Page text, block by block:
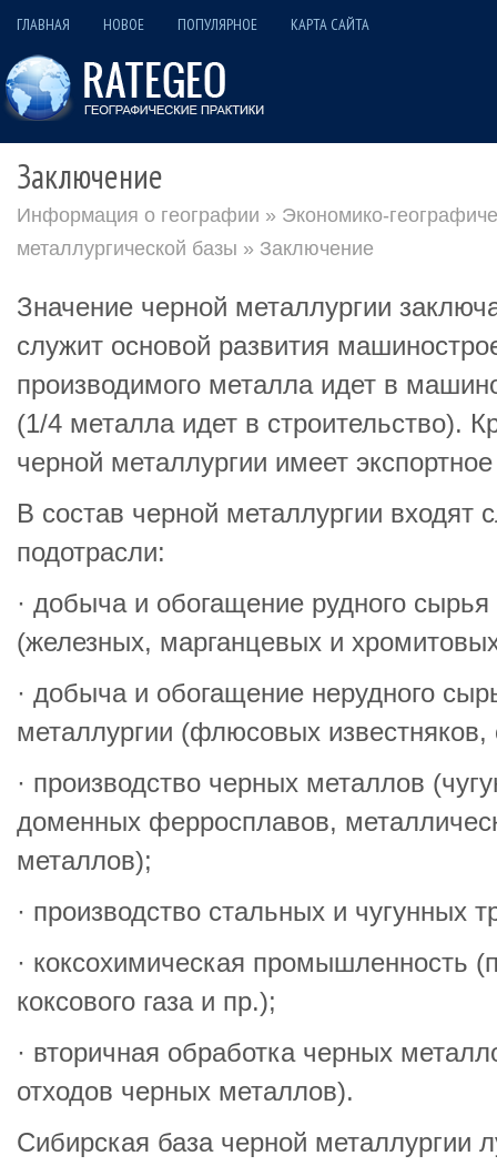
ГЛАВНАЯ НОВОЕ ПОПУЛЯРНОЕ КАРТА САЙТА
Заключение
Информация о географии » Экономико-
металлургической базы » Заключение
Значение черной металлургии
служит основой развития
производимого металла идет в
(1/4 металла идет в строительство).
черной металлургии имеет
В состав черной металлургии
подотрасли:
· добыча и обогащение рудного
(железных, марганцевых и
· добыча и обогащение нерудного
металлургии (флюсовых известняков,
· производство черных металлов
доменных ферросплавов,
металлов);
· производство стальных и чугунных
· коксохимическая промышленность
коксового газа и пр.);
· вторичная обработка черных
отходов черных металлов).
Сибирская база черной металлургии